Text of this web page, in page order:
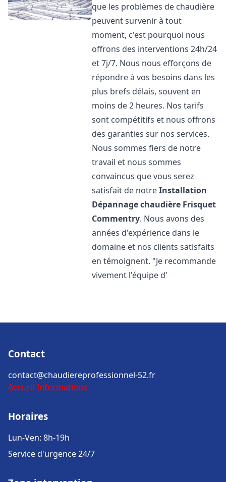
que les problèmes de chaudière
peuvent survenir à tout
moment, c'est pourquoi nous
offrons des interventions 24h/24
et 7j/7. Nous nous efforçons de
répondre à vos besoins dans les
plus brefs délais, souvent en
moins de 2 heures. Nos tarifs
sont compétitifs et nous offrons
des garanties sur nos services.
Nous sommes fiers de notre
travail et nous sommes
convaincus que vous serez
satisfait de notreInstallation
Dépannage chaudière Frisquet
Commentry. Nous avons des
années d'expérience dans le
domaine et nos clients satisfaits
en témoignent. "Je recommande
vivement l'équipe d'
Contact
contact@chaudiereprofessionnel-52.fr
Accueil Informations
Horaires
Lun-Ven: 8h-19h
Service d'urgence 24/7